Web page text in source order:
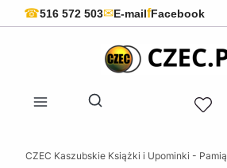
☎516 572 503✉E-mailfFacebook
Otwórz wyszukiwarkę
CZEC Kaszubskie Książki i Upominki -